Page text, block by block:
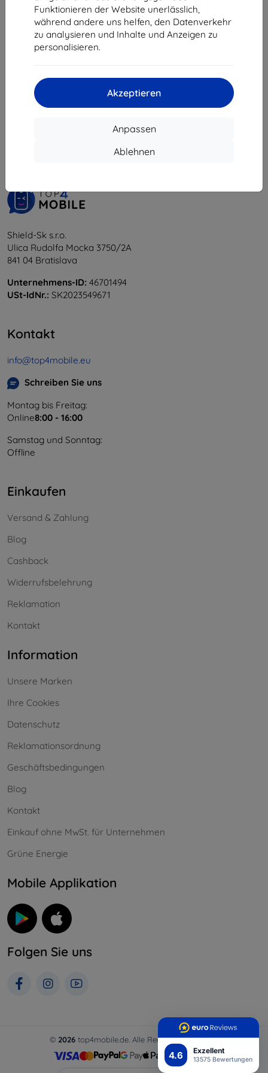
4.6 Exzellent
13575 Bewertungen
Funktionieren der Website unerlässlich,
während andere uns helfen, den Datenverkehr
zu analysieren und Inhalte und Anzeigen zu
personalisieren.
Akzeptieren
Anpassen
Ablehnen
10,71 €
Auf Lager > 5 Stk.
7,12 €
Auf Lager 2 Stk.
vom ganzen6.
Shield-Sk s.r.o.
Ulica Rudolfa Mocka 3750/2A
841 04 Bratislava
Unternehmens-ID: 46701494
USt-IdNr.: SK2023549671
Kontakt
info@top4mobile.eu
Schreiben Sie uns
Montag bis Freitag:
Online8:00 - 16:00
Samstag und Sonntag:
Offline
Einkaufen
Versand & Zahlung
Blog
Cashback
Widerrufsbelehrung
Reklamation
Kontakt
Information
Unsere Marken
Ihre Cookies
Datenschutz
Reklamationsordnung
Geschäftsbedingungen
Blog
Kontakt
Einkauf ohne MwSt. für Unternehmen
Grüne Energie
Mobile Applikation
Folgen Sie uns
© 2026 top4mobile.de. Alle Rechte vorbehalten.